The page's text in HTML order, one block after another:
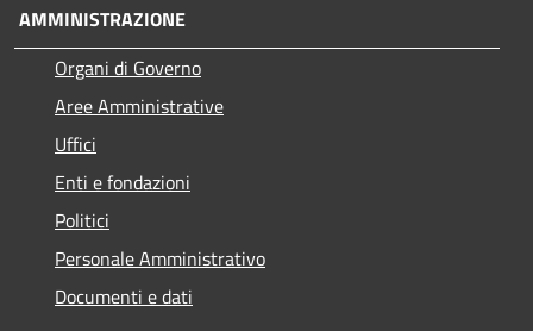
AMMINISTRAZIONE
Organi di Governo
Aree Amministrative
Uffici
Enti e fondazioni
Politici
Personale Amministrativo
Documenti e dati